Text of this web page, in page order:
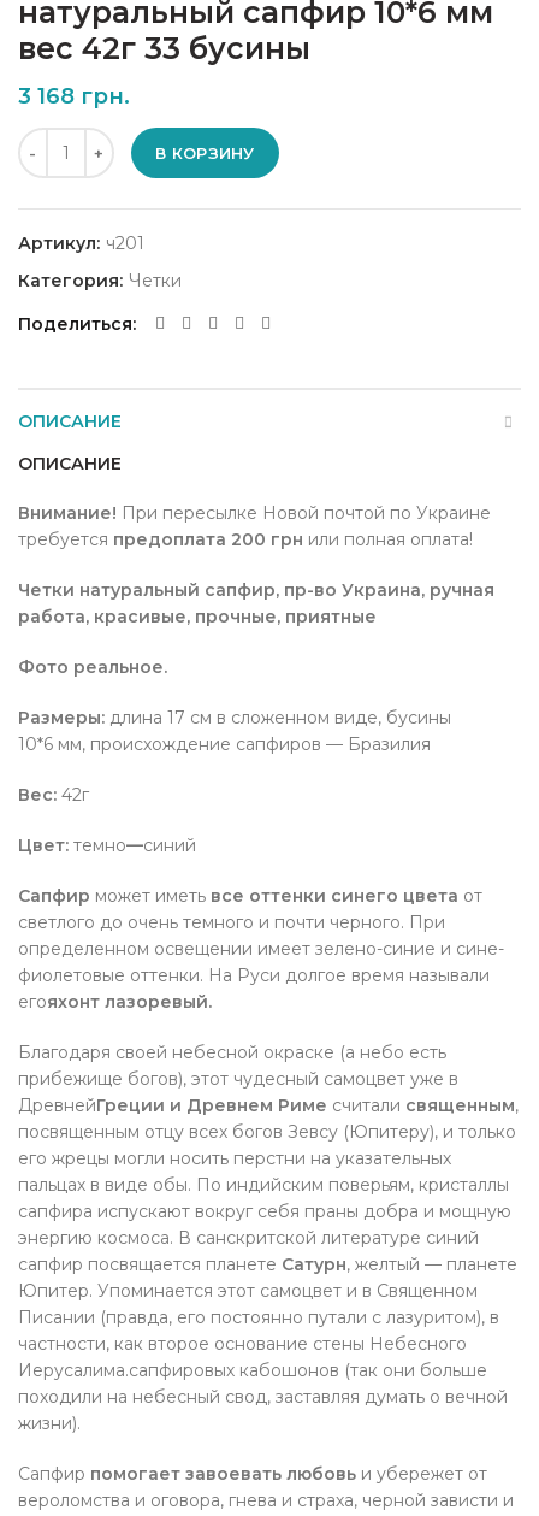
натуральный сапфир 10*6 мм
вес 42г 33 бусины
3 168 грн.
Количество
В КОРЗИНУ
Артикул: ч201
Категория: Четки
Поделиться
ОПИСАНИЕ
ОПИСАНИЕ
Внимание! При пересылке Новой почтой по Украине
требуется предоплата 200 грн или полная оплата!
Четки натуральный сапфир, пр-во Украина, ручная
работа, красивые, прочные, приятные
Фото реальное.
Размеры: длина 17 см в сложенном виде, бусины
10*6 мм, происхождение сапфиров — Бразилия
Вес: 42г
Цвет: темно—синий
Сапфир может иметь все оттенки синего цвета от
светлого до очень темного и почти черного. При
определенном освещении имеет зелено-синие и сине-
фиолетовые оттенки. На Руси долгое время называли
егояхонт лазоревый.
Благодаря своей небесной окраске (а небо есть
прибежище богов), этот чудесный самоцвет уже в
ДревнейГреции и Древнем Риме считали священным,
посвященным отцу всех богов Зевсу (Юпитеру), и только
его жрецы могли носить перстни на указательных
пальцах в виде обы. По индийским поверьям, кристаллы
сапфира испускают вокруг себя праны добра и мощную
энергию космоса. В санскритской литературе синий
сапфир посвящается планете Сатурн, желтый — планете
Юпитер. Упоминается этот самоцвет и в Священном
Писании (правда, его постоянно путали с лазуритом), в
частности, как второе основание стены Небесного
Иерусалима.сапфировых кабошонов (так они больше
походили на небесный свод, заставляя думать о вечной
жизни).
Сапфир помогает завоевать любовь и убережет от
вероломства и оговора, гнева и страха, черной зависти и